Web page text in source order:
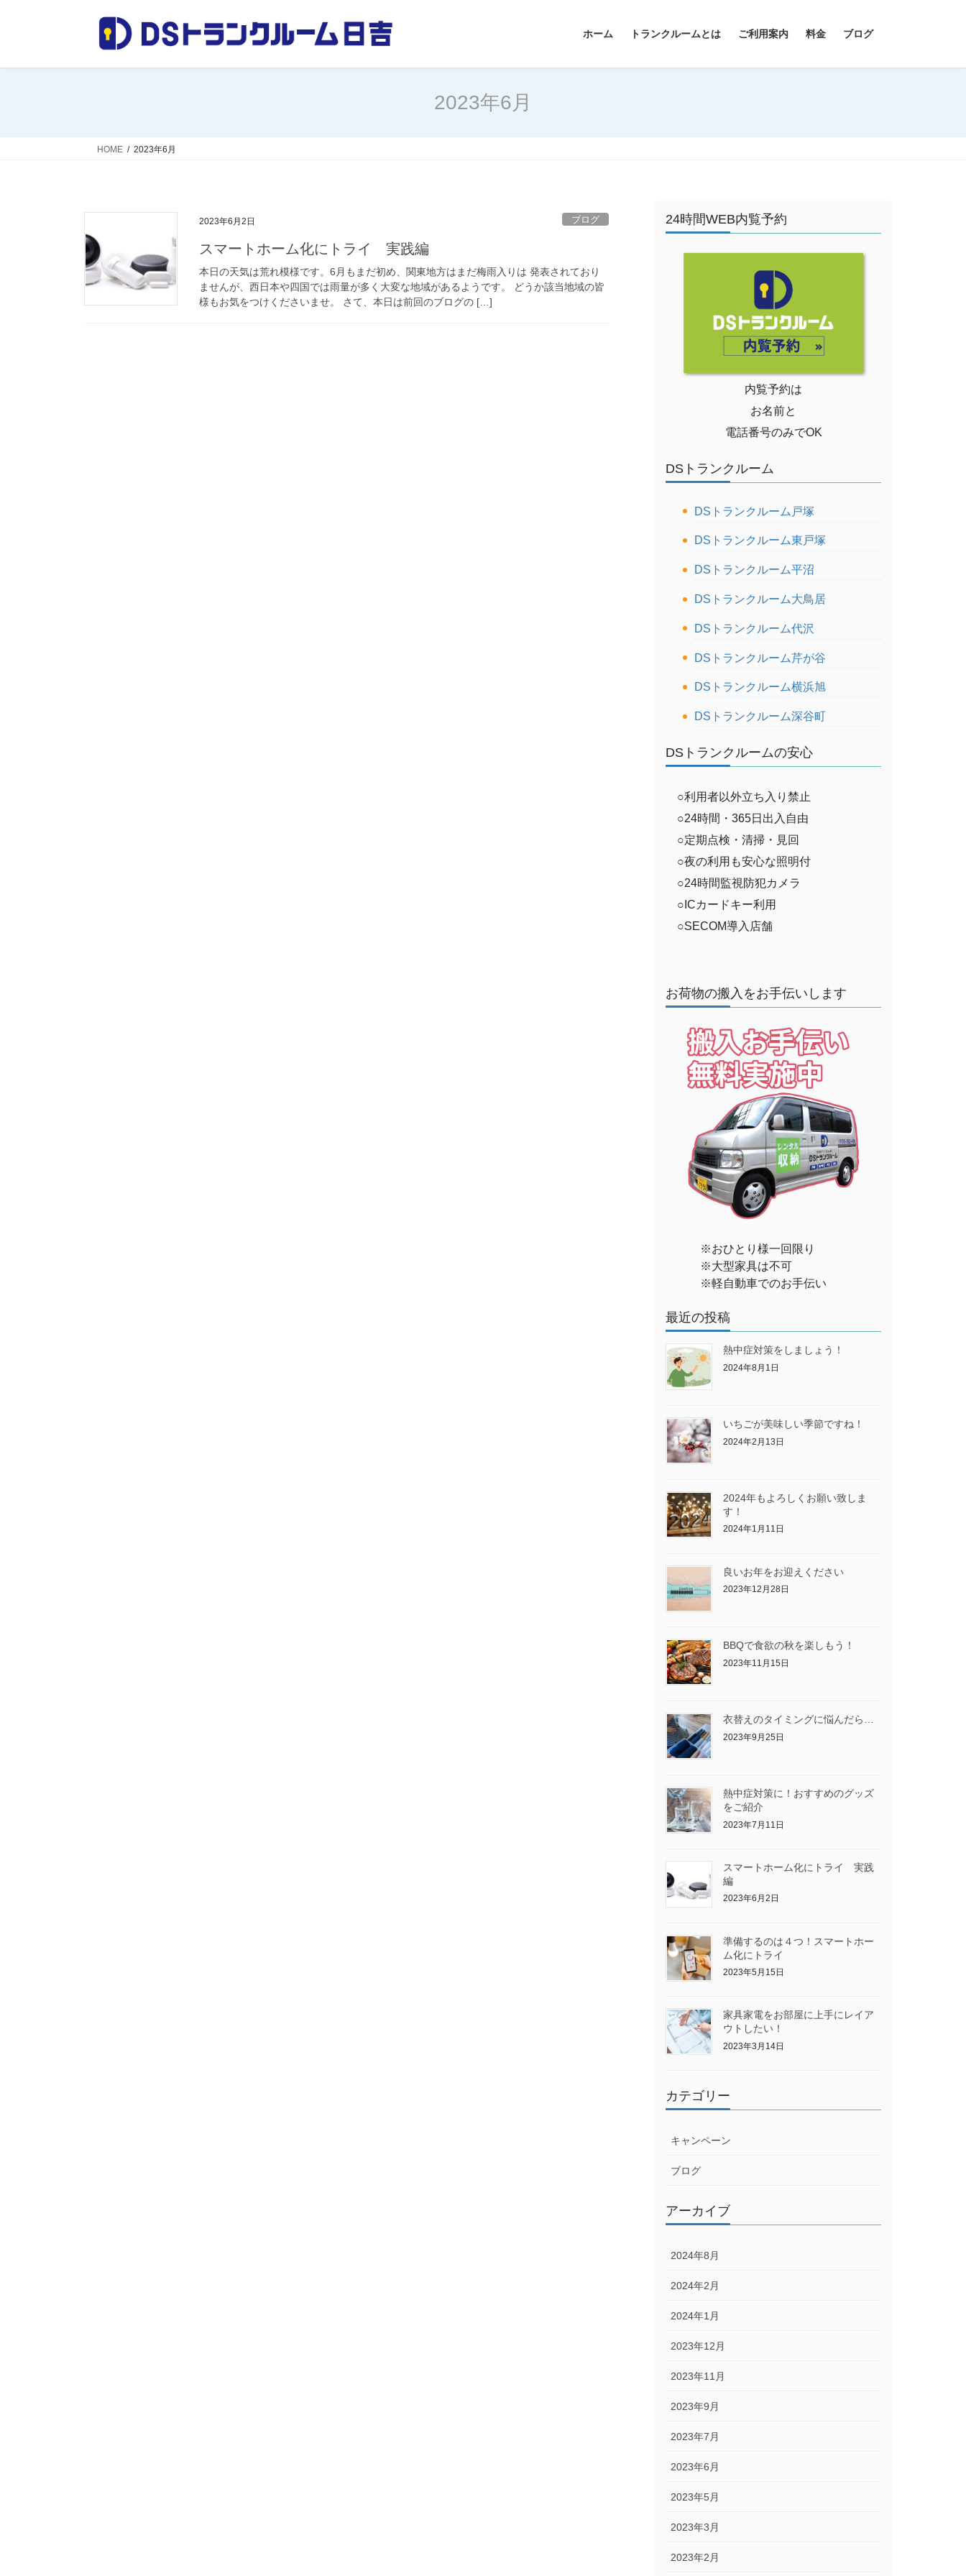
ホーム トランクルームとは ご利用案内 料金 ブログ
2023年6月
HOME 2023年6月
2023年6月2日 ブログ
スマートホーム化にトライ 実践編
本日の天気は荒れ模様です。6月もまだ初め、関東地方はまだ梅雨入りは 発表されており
ませんが、西日本や四国では雨量が多く大変な地域があるようです。 どうか該当地域の皆
様もお気をつけくださいませ。 さて、本日は前回のブログの […]
24時間WEB内覧予約
内覧予約は
お名前と
電話番号のみでOK
DSトランクルーム
DSトランクルーム戸塚
DSトランクルーム東戸塚
DSトランクルーム平沼
DSトランクルーム大鳥居
DSトランクルーム代沢
DSトランクルーム芹が谷
DSトランクルーム横浜旭
DSトランクルーム深谷町
DSトランクルームの安心
○利用者以外立ち入り禁止
○24時間・365日出入自由
○定期点検・清掃・見回
○夜の利用も安心な照明付
○24時間監視防犯カメラ
○ICカードキー利用
○SECOM導入店舗
お荷物の搬入をお手伝いします
※おひとり様一回限り
※大型家具は不可
※軽自動車でのお手伝い
最近の投稿
熱中症対策をしましょう！
2024年8月1日
いちごが美味しい季節ですね！
2024年2月13日
2024年もよろしくお願い致しま
す！
2024年1月11日
良いお年をお迎えください
2023年12月28日
BBQで食欲の秋を楽しもう！
2023年11月15日
衣替えのタイミングに悩んだら…
2023年9月25日
熱中症対策に！おすすめのグッズ
をご紹介
2023年7月11日
スマートホーム化にトライ 実践
編
2023年6月2日
準備するのは４つ！スマートホー
ム化にトライ
2023年5月15日
家具家電をお部屋に上手にレイア
ウトしたい！
2023年3月14日
カテゴリー
キャンペーン
ブログ
アーカイブ
2024年8月
2024年2月
2024年1月
2023年12月
2023年11月
2023年9月
2023年7月
2023年6月
2023年5月
2023年3月
2023年2月